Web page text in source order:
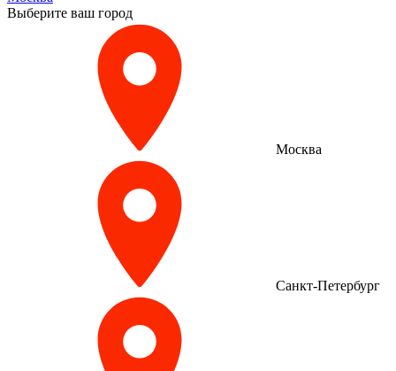
Выберите ваш город
Москва
Санкт-Петербург